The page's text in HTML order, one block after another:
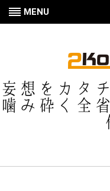
MENU
妄想をカタ
噛み砕く全